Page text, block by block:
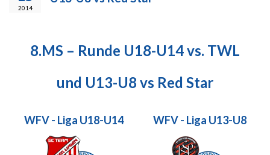
2014
8.MS – Runde U18-U14 vs. TWL
und U13-U8 vs Red Star
WFV - Liga U18-U14 WFV - Liga U13-U8